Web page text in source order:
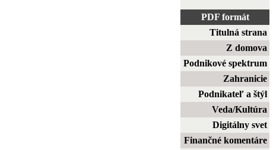
PDF formát
Titulná strana
Z domova
Podnikové spektrum
Zahranicie
Podnikateľ a štýl
Veda/Kultúra
Digitálny svet
Finančné komentáre